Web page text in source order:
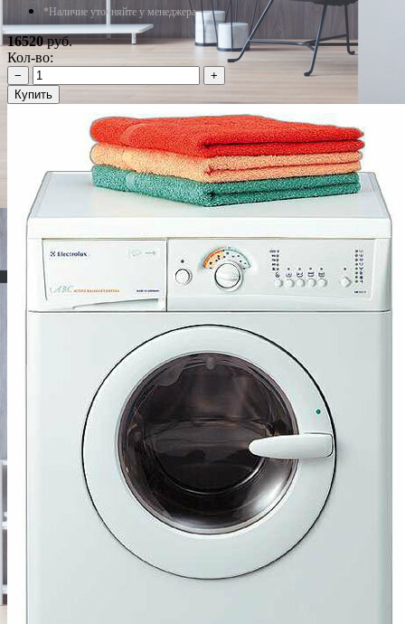
*Наличие уточняйте у менеджера
16520руб.
Кол-во:
−
+
Купить